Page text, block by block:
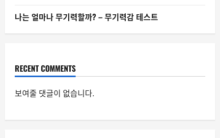
나는 얼마나 무기력할까? – 무기력감 테스트
RECENT COMMENTS
보여줄 댓글이 없습니다.